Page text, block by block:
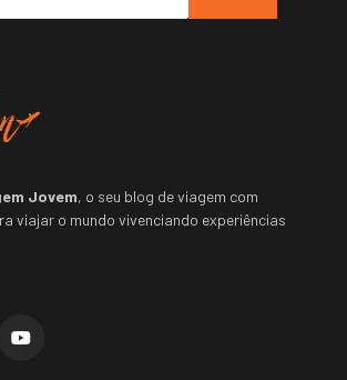
Jovem, o seu blog de viagem com
viajar o mundo vivenciando experiências